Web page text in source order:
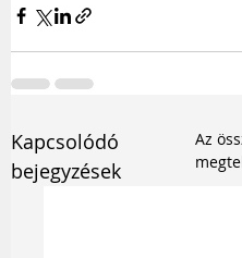
Kapcsolódó
bejegyzések
Az